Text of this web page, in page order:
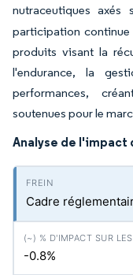
nutraceutiques
participation
produits visant la
l'endurance, la
performances,
soutenues pour le
Analyse de l'impact
Cadre
-0.8%